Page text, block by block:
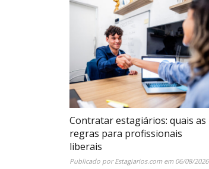
Contratar estagiários: quais as
regras para profissionais
liberais
Publicado porEstagiarios.comem 06/08/2026